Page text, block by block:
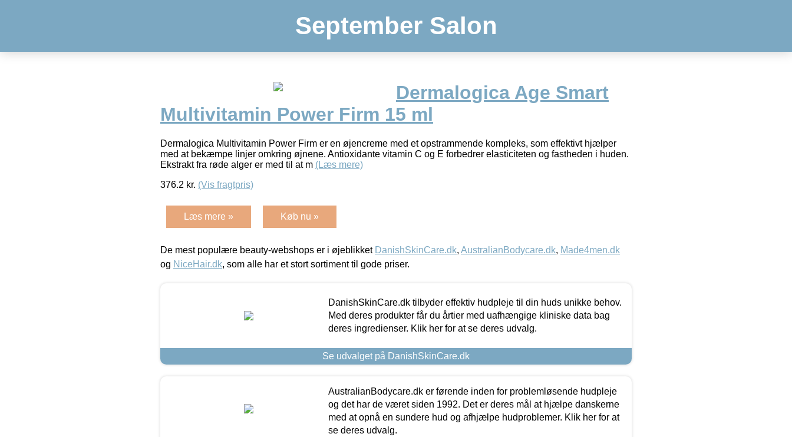
September Salon
Dermalogica Age Smart
Multivitamin Power Firm 15 ml
Dermalogica Multivitamin Power Firm er en øjencreme med et opstrammende kompleks, som effektivt hjælper
med at bekæmpe linjer omkring øjnene. Antioxidante vitamin C og E forbedrer elasticiteten og fastheden i huden.
Ekstrakt fra røde alger er med til at m (Læs mere)
376.2 kr. (Vis fragtpris)
Læs mere » Køb nu »
De mest populære beauty-webshops er i øjeblikket DanishSkinCare.dk, AustralianBodycare.dk, Made4men.dk
og NiceHair.dk, som alle har et stort sortiment til gode priser.
DanishSkinCare.dk tilbyder effektiv hudpleje til din huds unikke behov.
Med deres produkter får du årtier med uafhængige kliniske data bag
deres ingredienser. Klik her for at se deres udvalg.
Se udvalget på DanishSkinCare.dk
AustralianBodycare.dk er førende inden for problemløsende hudpleje
og det har de været siden 1992. Det er deres mål at hjælpe danskerne
med at opnå en sundere hud og afhjælpe hudproblemer. Klik her for at
se deres udvalg.